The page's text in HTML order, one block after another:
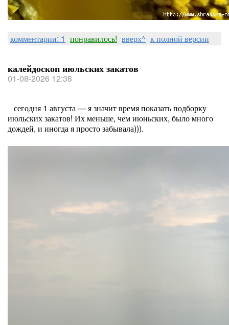
комментарии: 1 понравилось! вверх^ к полной версии
калейдоскоп июльских закатов
01-08-2026 12:38
сегодня 1 августа — я значит время показать подборку
июльских закатов! Их меньше, чем июньских, было много
дождей, и иногда я просто забывала))).